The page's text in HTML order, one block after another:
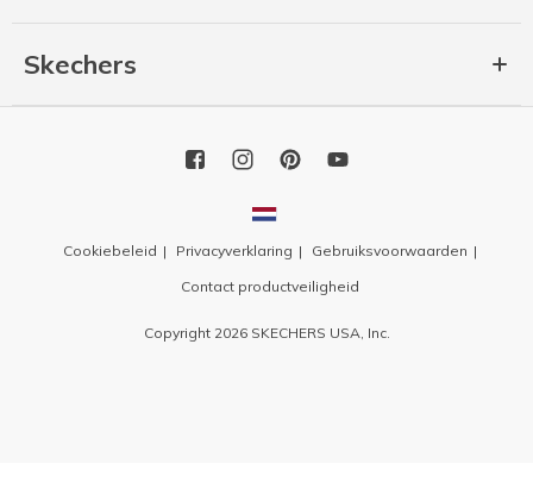
Skechers
Cookiebeleid Privacyverklaring
Gebruiksvoorwaarden
Contact productveiligheid
Copyright 2026 SKECHERS USA, Inc.